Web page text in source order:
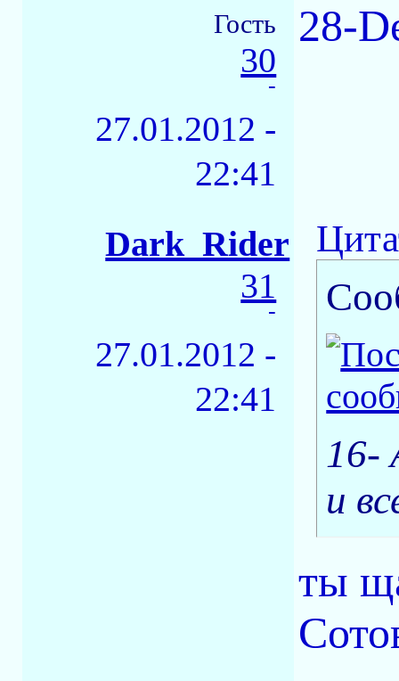
Гость
30
-
27.01.2012 -
22:41
28-
Dark_Rider
31
-
27.01.2012 -
22:41
16-
и
ты